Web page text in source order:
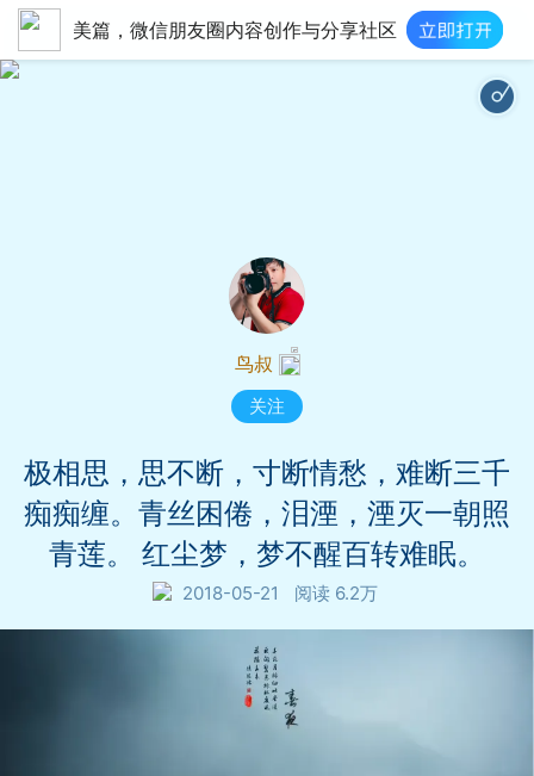
美篇，微信朋友圈内容创作与分享社区
鸟叔
关注
极相思，思不断，寸断情愁，难断三千
痴痴缠。青丝困倦，泪湮，湮灭一朝照
青莲。 红尘梦，梦不醒百转难眠。
2018-05-21 阅读 6.2万
忘尘谷 - 刘珂